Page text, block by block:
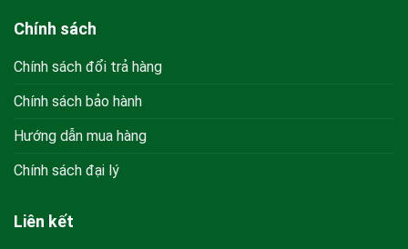
Chính sách
Chính sách đổi trả hàng
Chính sách bảo hành
Hướng dẫn mua hàng
Chính sách đại lý
Liên kết